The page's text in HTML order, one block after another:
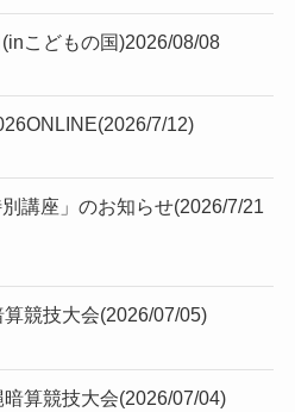
こどもの国)2026/08/08
7/12)
講座」のお知らせ(2026/7/21
算競技大会(2026/07/05)
暗算競技大会(2026/07/04)